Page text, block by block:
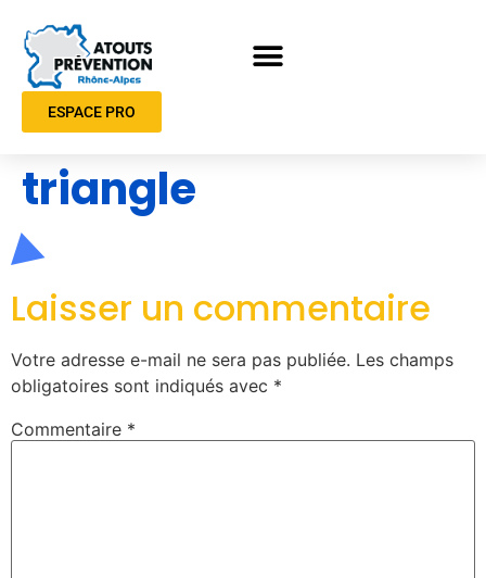
ESPACE PRO
triangle
Laisser un commentaire
Votre adresse e-mail ne sera pas publiée. Les champs
obligatoires sont indiqués avec *
Commentaire *